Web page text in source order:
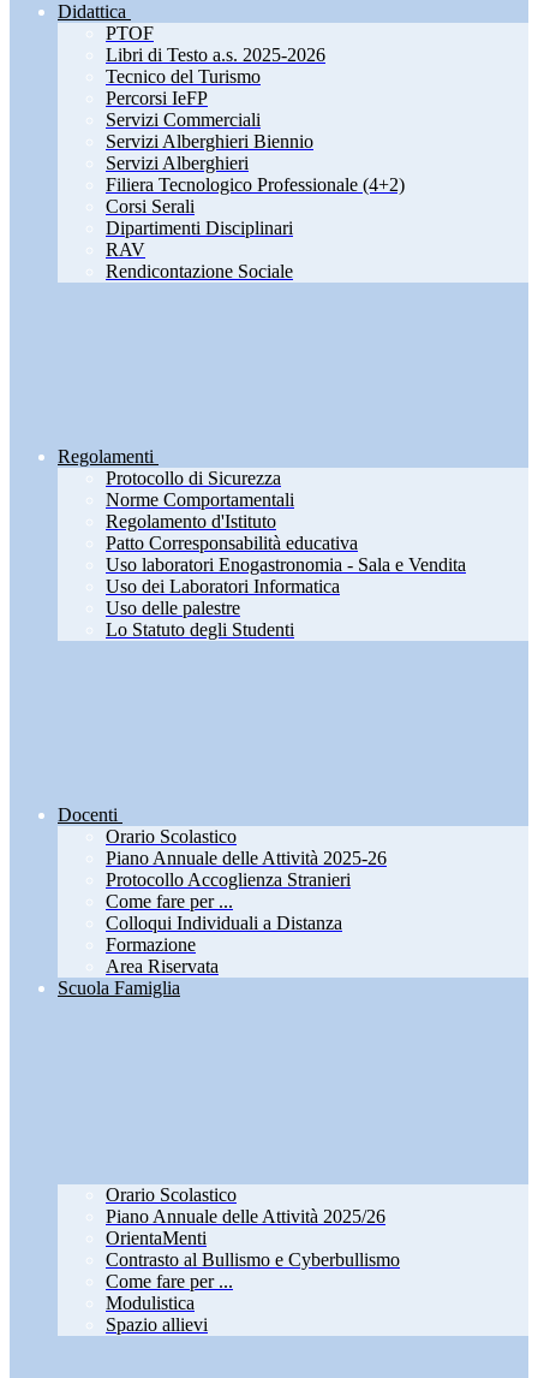
Didattica
PTOF
Libri di Testo a.s. 2025-2026
Tecnico del Turismo
Percorsi IeFP
Servizi Commerciali
Servizi Alberghieri Biennio
Servizi Alberghieri
Filiera Tecnologico Professionale (4+2)
Corsi Serali
Dipartimenti Disciplinari
RAV
Rendicontazione Sociale
Regolamenti
Protocollo di Sicurezza
Norme Comportamentali
Regolamento d'Istituto
Patto Corresponsabilità educativa
Uso laboratori Enogastronomia - Sala e Vendita
Uso dei Laboratori Informatica
Uso delle palestre
Lo Statuto degli Studenti
Docenti
Orario Scolastico
Piano Annuale delle Attività 2025-26
Protocollo Accoglienza Stranieri
Come fare per ...
Colloqui Individuali a Distanza
Formazione
Area Riservata
Scuola Famiglia
Orario Scolastico
Piano Annuale delle Attività 2025/26
OrientaMenti
Contrasto al Bullismo e Cyberbullismo
Come fare per ...
Modulistica
Spazio allievi